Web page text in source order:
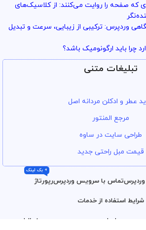
که صفحه را روایت می‌کنند: از کلاسیک‌های
وردپرس: ترکیبی از زیبایی، سرعت و تبدیل
چرا باید ارگونومیک باشد؟
تبلیغات متنی
عطر و ادکلن مردانه اصل
مرجع المنتور
طراحی سایت در ساوه
قیمت مبل راحتی جدید
تماس با سرویس وردپرسرپورتاژ
+ بک لینک
شرایط استفاده از خدمات
ها برای محفوظ است.